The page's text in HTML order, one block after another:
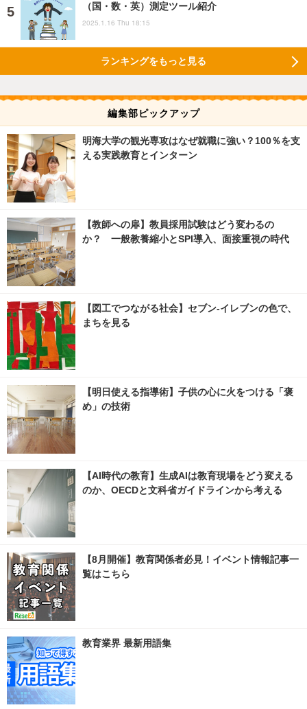
（国・数・英）測定ツール紹介
2025.1.16 Thu 18:15
ランキングをもっと見る
編集部ピックアップ
明海大学の観光専攻はなぜ就職に強い？100％を支
える実践教育とインターン
【教師への扉】教員採用試験はどう変わるの
か？ 一般教養縮小とSPI導入、面接重視の時代
【図工でつながる社会】セブン‐イレブンの色で、
まちを見る
【明日使える指導術】子供の心に火をつける「褒
め」の技術
【AI時代の教育】生成AIは教育現場をどう変える
のか、OECDと文科省ガイドラインから考える
【8月開催】教育関係者必見！イベント情報記事一
覧はこちら
教育業界 最新用語集